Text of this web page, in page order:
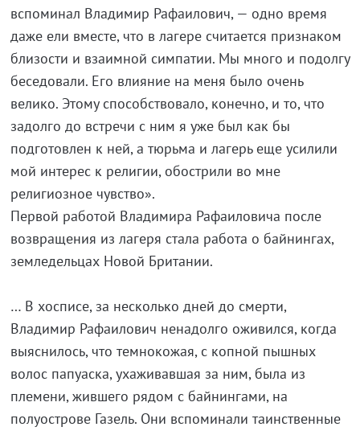
вспоминал Владимир Рафаилович, — одно время
даже ели вместе, что в лагере считается признаком
близости и взаимной симпатии. Мы много и подолгу
беседовали. Его влияние на меня было очень
велико. Этому способствовало, конечно, и то, что
задолго до встречи с ним я уже был как бы
подготовлен к ней, а тюрьма и лагерь еще усилили
мой интерес к религии, обострили во мне
религиозное чувство».
Первой работой Владимира Рафаиловича после
возвращения из лагеря стала работа о байнингах,
земледельцах Новой Британии.
… В хосписе, за несколько дней до смерти,
Владимир Рафаилович ненадолго оживился, когда
выяснилось, что темнокожая, с копной пышных
волос папуаска, ухаживавшая за ним, была из
племени, жившего рядом с байнингами, на
полуострове Газель. Они вспоминали таинственные